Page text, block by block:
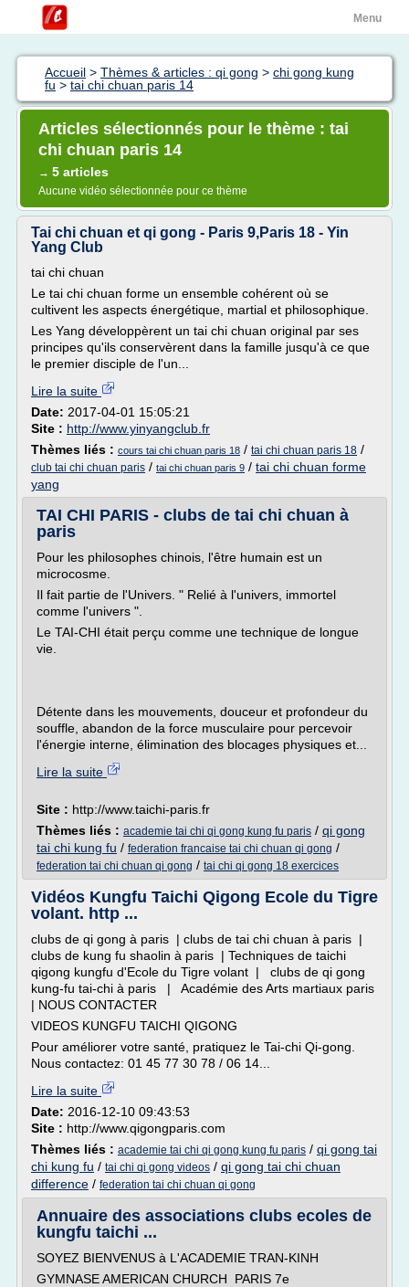
Menu
Accueil > Thèmes & articles : qi gong > chi gong kung
fu > tai chi chuan paris 14
Articles sélectionnés pour le thème : tai
chi chuan paris 14
→ 5 articles
Aucune vidéo sélectionnée pour ce thème
Tai chi chuan et qi gong - Paris 9,Paris 18 - Yin
Yang Club
tai chi chuan
Le tai chi chuan forme un ensemble cohérent où se
cultivent les aspects énergétique, martial et philosophique.
Les Yang développèrent un tai chi chuan original par ses
principes qu'ils conservèrent dans la famille jusqu'à ce que
le premier disciple de l'un...
Lire la suite
Date: 2017-04-01 15:05:21
Site : http://www.yinyangclub.fr
Thèmes liés : cours tai chi chuan paris 18 / tai chi chuan paris 18 /
club tai chi chuan paris / tai chi chuan paris 9 / tai chi chuan forme
yang
TAI CHI PARIS - clubs de tai chi chuan à
paris
Pour les philosophes chinois, l'être humain est un
microcosme.
Il fait partie de l'Univers. " Relié à l'univers, immortel
comme l'univers ".
Le TAI-CHI était perçu comme une technique de longue
vie.
Détente dans les mouvements, douceur et profondeur du
souffle, abandon de la force musculaire pour percevoir
l'énergie interne, élimination des blocages physiques et...
Lire la suite
Site : http://www.taichi-paris.fr
Thèmes liés : academie tai chi qi gong kung fu paris / qi gong
tai chi kung fu / federation francaise tai chi chuan qi gong /
federation tai chi chuan qi gong / tai chi qi gong 18 exercices
Vidéos Kungfu Taichi Qigong Ecole du Tigre
volant. http ...
clubs de qi gong à paris | clubs de tai chi chuan à paris |
clubs de kung fu shaolin à paris | Techniques de taichi
qigong kungfu d'Ecole du Tigre volant | clubs de qi gong
kung-fu tai-chi à paris | Académie des Arts martiaux paris
| NOUS CONTACTER
VIDEOS KUNGFU TAICHI QIGONG
Pour améliorer votre santé, pratiquez le Tai-chi Qi-gong.
Nous contactez: 01 45 77 30 78 / 06 14...
Lire la suite
Date: 2016-12-10 09:43:53
Site : http://www.qigongparis.com
Thèmes liés : academie tai chi qi gong kung fu paris / qi gong tai
chi kung fu / tai chi qi gong videos / qi gong tai chi chuan
difference / federation tai chi chuan qi gong
Annuaire des associations clubs ecoles de
kungfu taichi ...
SOYEZ BIENVENUS à L'ACADEMIE TRAN-KINH
GYMNASE AMERICAN CHURCH PARIS 7e